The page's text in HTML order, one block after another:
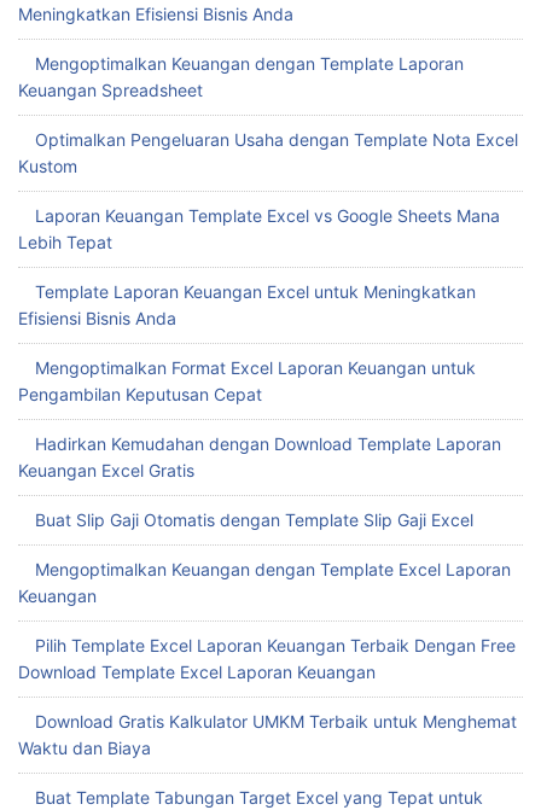
Meningkatkan Efisiensi Bisnis Anda
Mengoptimalkan Keuangan dengan Template Laporan
Keuangan Spreadsheet
Optimalkan Pengeluaran Usaha dengan Template Nota Excel
Kustom
Laporan Keuangan Template Excel vs Google Sheets Mana
Lebih Tepat
Template Laporan Keuangan Excel untuk Meningkatkan
Efisiensi Bisnis Anda
Mengoptimalkan Format Excel Laporan Keuangan untuk
Pengambilan Keputusan Cepat
Hadirkan Kemudahan dengan Download Template Laporan
Keuangan Excel Gratis
Buat Slip Gaji Otomatis dengan Template Slip Gaji Excel
Mengoptimalkan Keuangan dengan Template Excel Laporan
Keuangan
Pilih Template Excel Laporan Keuangan Terbaik Dengan Free
Download Template Excel Laporan Keuangan
Download Gratis Kalkulator UMKM Terbaik untuk Menghemat
Waktu dan Biaya
Buat Template Tabungan Target Excel yang Tepat untuk